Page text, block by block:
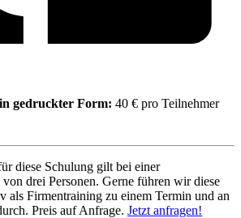
gedruckter Form: 40 € pro Teilnehmer
diese Schulung gilt bei einer
drei Personen. Gerne führen wir diese
als Firmentraining zu einem Termin und an
Preis auf Anfrage. Jetzt anfragen!